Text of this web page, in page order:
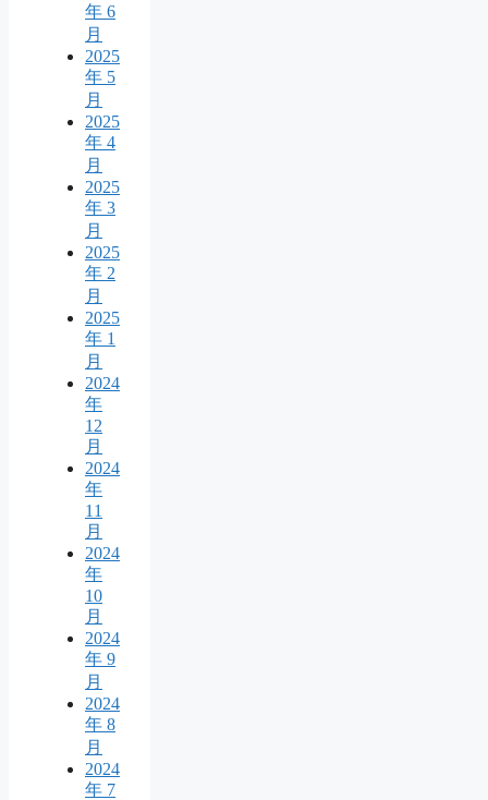
年 6
月
2025
年 5
月
2025
年 4
月
2025
年 3
月
2025
年 2
月
2025
年 1
月
2024
年
12
月
2024
年
11
月
2024
年
10
月
2024
年 9
月
2024
年 8
月
2024
年 7